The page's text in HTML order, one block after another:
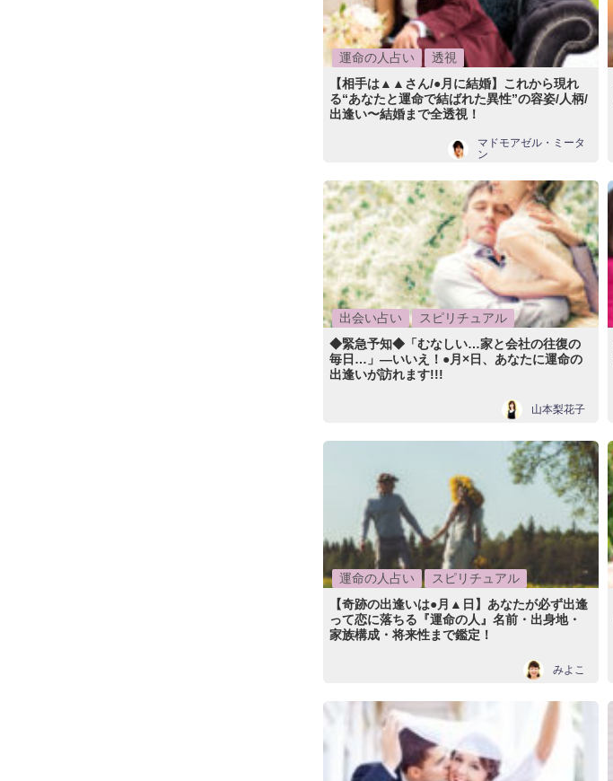
運命の人占い
透視
【相手は▲▲さん/●月に結婚】これから現れ
る“あなたと運命で結ばれた異性”の容姿/人柄/
出逢い〜結婚まで全透視！
マドモアゼル・ミータ
ン
出会い占い
スピリチュアル
◆緊急予知◆「むなしい…家と会社の往復の
毎日…」―いいえ！●月×日、あなたに運命の
出逢いが訪れます!!!
山本梨花子
運命の人占い
スピリチュアル
【奇跡の出逢いは●月▲日】あなたが必ず出逢
って恋に落ちる『運命の人』名前・出身地・
家族構成・将来性まで鑑定！
みよこ